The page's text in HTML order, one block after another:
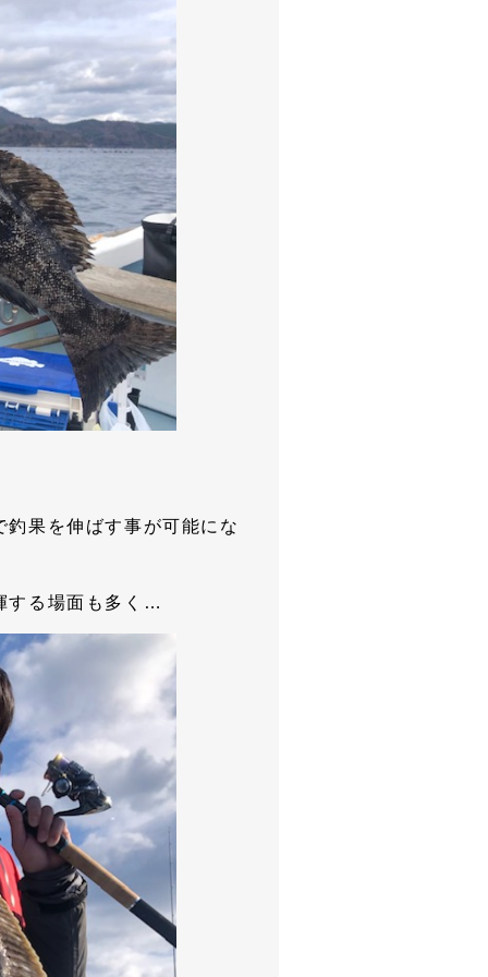
果を伸ばす事が可能にな
する場面も多く…